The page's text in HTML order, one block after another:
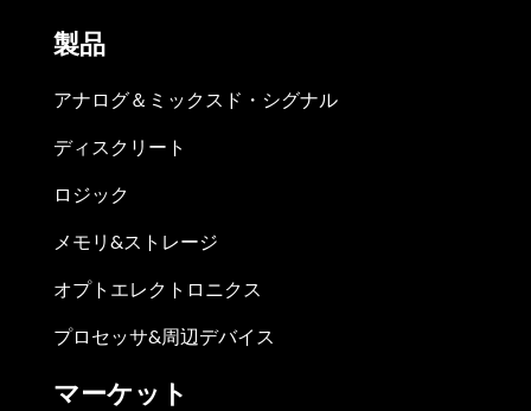
製品
アナログ＆ミックスド・シグナル
ディスクリート
ロジック
メモリ&ストレージ
オプトエレクトロニクス
プロセッサ&周辺デバイス
マーケット